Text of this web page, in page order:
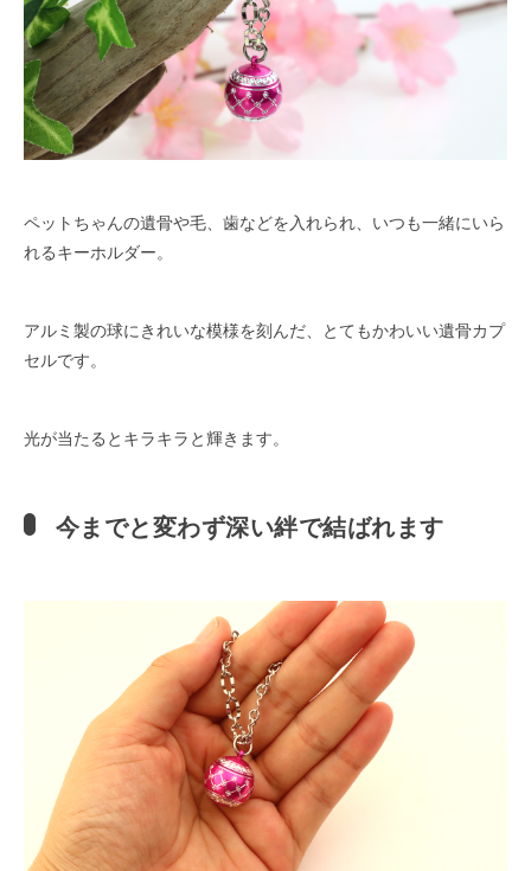
ペットちゃんの遺骨や毛、歯などを入れられ、いつも一緒にいら
れるキーホルダー。
アルミ製の球にきれいな模様を刻んだ、とてもかわいい遺骨カプ
セルです。
光が当たるとキラキラと輝きます。
今までと変わず深い絆で結ばれます